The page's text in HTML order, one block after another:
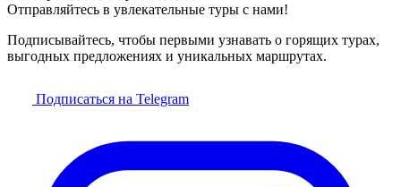
Отправляйтесь в увлекательные туры с нами!
Подписывайтесь, чтобы первыми узнавать о горящих турах,
выгодных предложениях и уникальных маршрутах.
Подписаться на Telegram